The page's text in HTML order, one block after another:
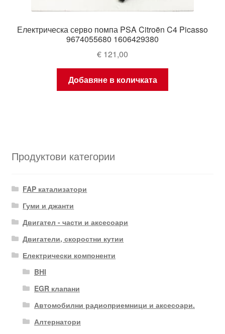
Електрическа серво помпа PSA Citroën C4 Picasso
9674055680 1606429380
€ 121,00
Добавяне в количката
Продуктови категории
FAP катализатори
Гуми и джанти
Двигател - части и аксесоари
Двигатели, скоростни кутии
Електрически компоненти
BHI
EGR клапани
Автомобилни радиоприемници и аксесоари.
Алтернатори